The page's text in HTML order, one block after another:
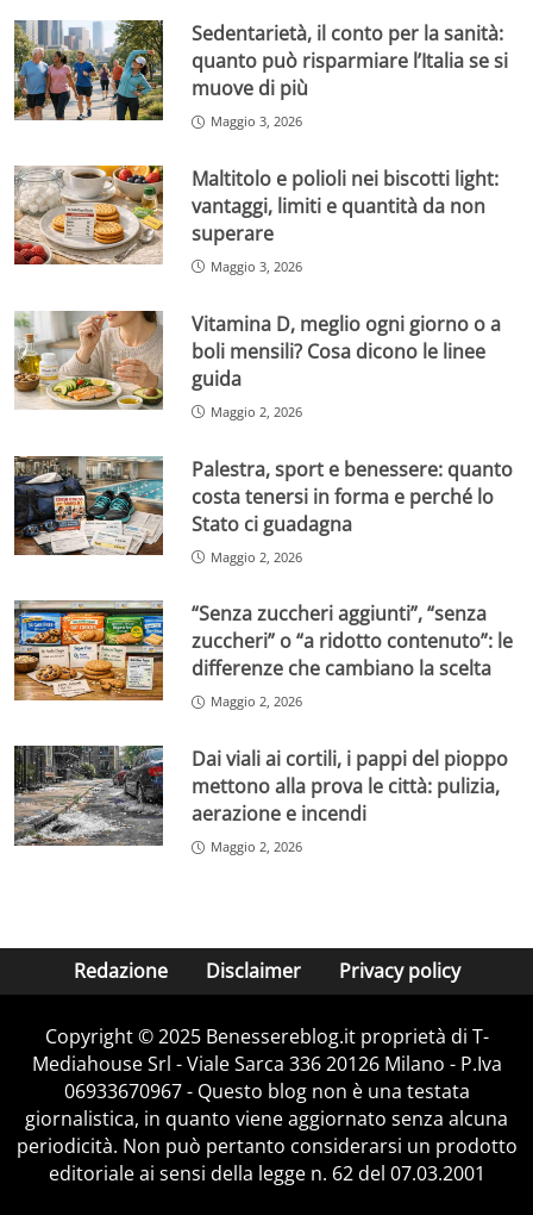
Sedentarietà, il conto per la sanità:
quanto può risparmiare l’Italia se si
muove di più
Maggio 3, 2026
Maltitolo e polioli nei biscotti light:
vantaggi, limiti e quantità da non
superare
Maggio 3, 2026
Vitamina D, meglio ogni giorno o a
boli mensili? Cosa dicono le linee
guida
Maggio 2, 2026
Palestra, sport e benessere: quanto
costa tenersi in forma e perché lo
Stato ci guadagna
Maggio 2, 2026
“Senza zuccheri aggiunti”, “senza
zuccheri” o “a ridotto contenuto”: le
differenze che cambiano la scelta
Maggio 2, 2026
Dai viali ai cortili, i pappi del pioppo
mettono alla prova le città: pulizia,
aerazione e incendi
Maggio 2, 2026
Redazione Disclaimer Privacy policy
Copyright © 2025 Benessereblog.it proprietà di T-
Mediahouse Srl - Viale Sarca 336 20126 Milano - P.Iva
06933670967 - Questo blog non è una testata
giornalistica, in quanto viene aggiornato senza alcuna
periodicità. Non può pertanto considerarsi un prodotto
editoriale ai sensi della legge n. 62 del 07.03.2001